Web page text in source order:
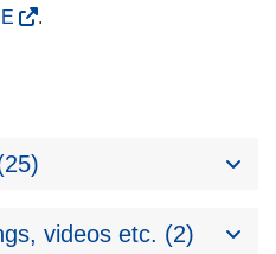
.
videos etc. (2)